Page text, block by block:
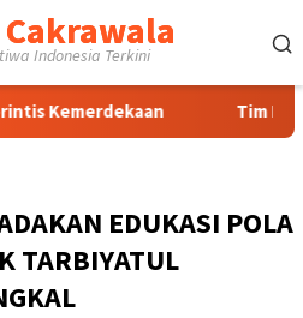
Indonesia Terkini
Tim Dosen Agribisnis
EDUKASI POLA
TARBIYATUL